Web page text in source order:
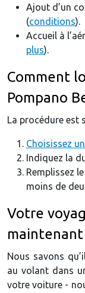
Ajout d’un
(conditions).
Accueil à
plus).
Comment
Pompano
La procédure est
Choisissez
Indiquez la
Remplissez
moins de
Votre
maintenant
Nous savons
au volant dans
votre voiture -